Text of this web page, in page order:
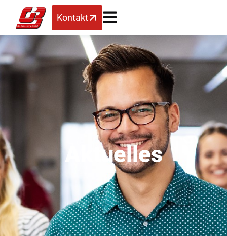
Kontakt
Aktuelles